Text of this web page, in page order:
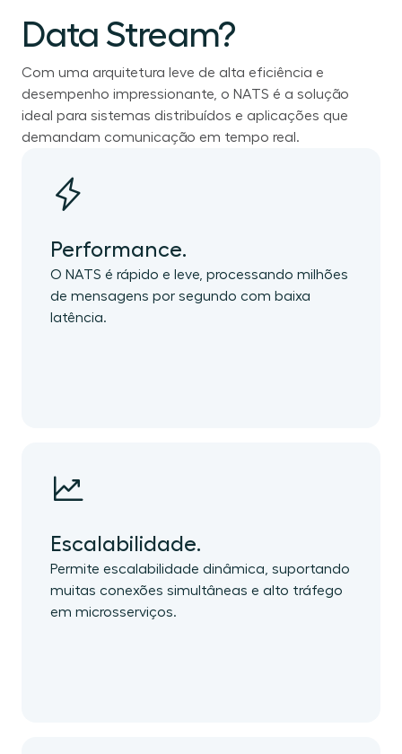
Data Stream?
Com uma arquitetura leve de alta eficiência e
desempenho impressionante, o NATS é a solução
ideal para sistemas distribuídos e aplicações que
demandam comunicação em tempo real.
Performance.
O NATS é rápido e leve, processando milhões
de mensagens por segundo com baixa
latência.
Escalabilidade.
Permite escalabilidade dinâmica, suportando
muitas conexões simultâneas e alto tráfego
em microsserviços.